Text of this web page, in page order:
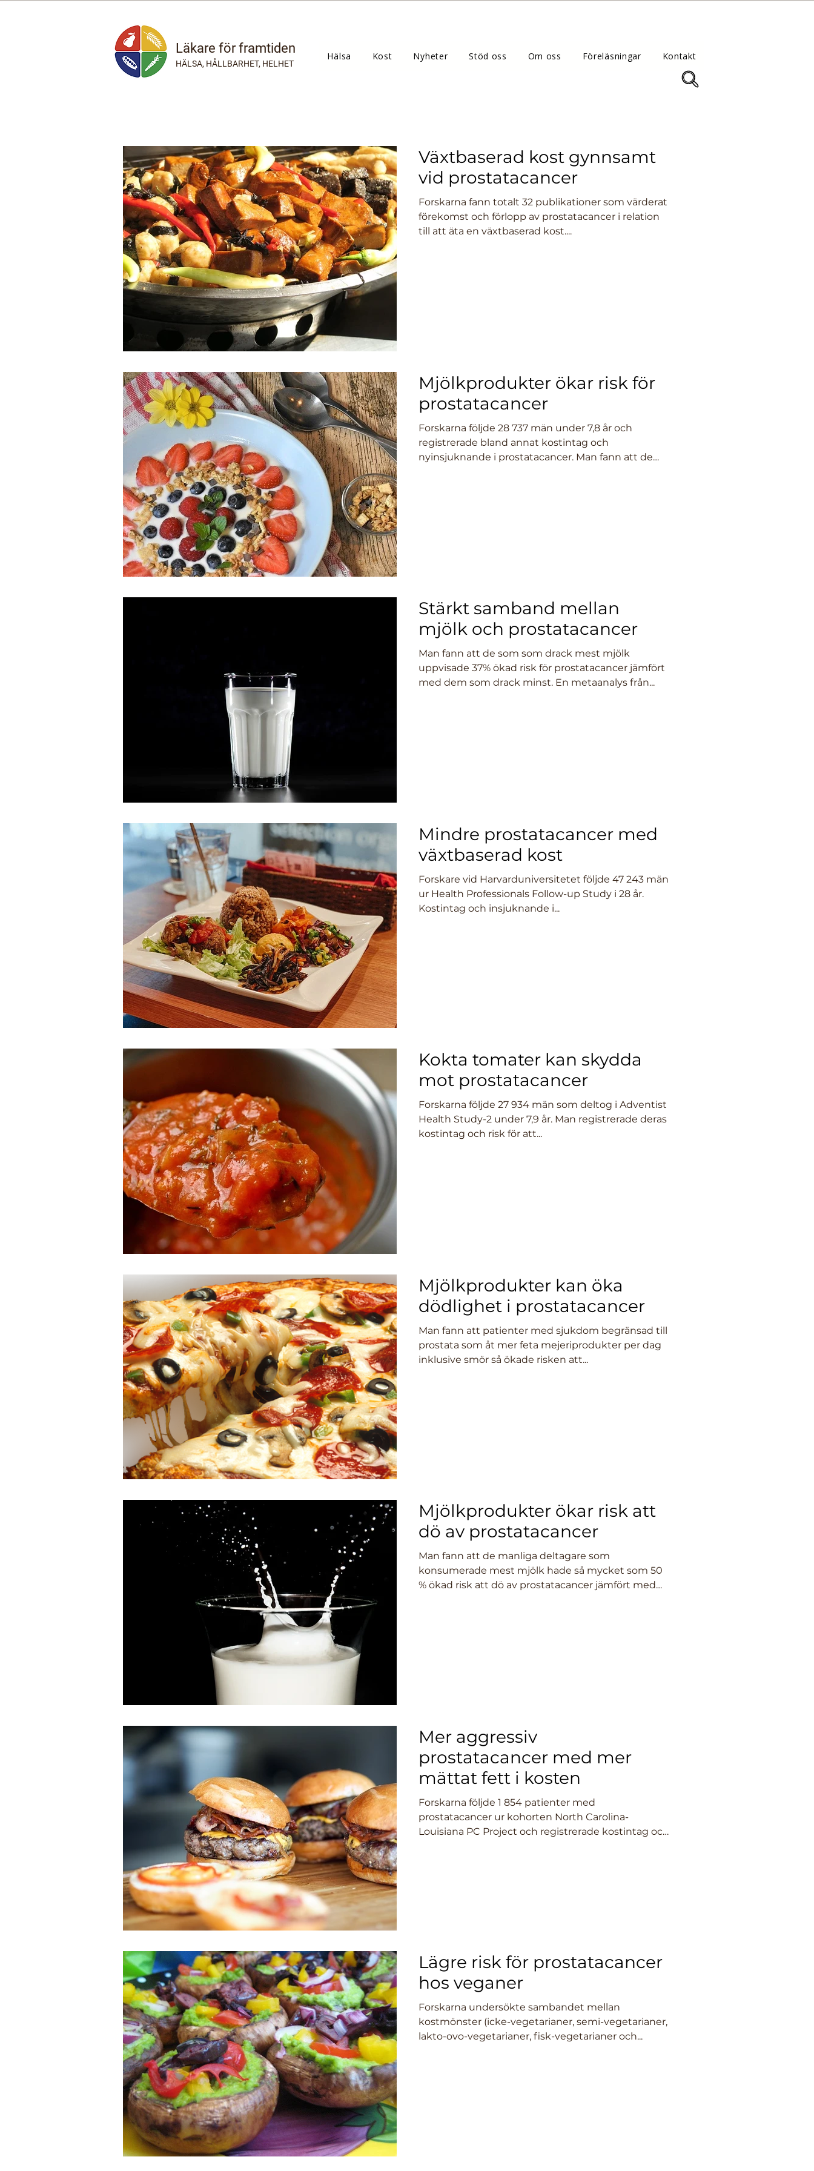
Läkare för framtiden
HÄLSA, HÅLLBARHET, HELHET
Hälsa Kost Nyheter Stöd oss Om oss Föreläsningar Kontakt
Växtbaserad kost gynnsamt
vid prostatacancer
Forskarna fann totalt 32 publikationer som värderat
förekomst och förlopp av prostatacancer i relation
till att äta en växtbaserad kost....
Mjölkprodukter ökar risk för
prostatacancer
Forskarna följde 28 737 män under 7,8 år och
registrerade bland annat kostintag och
nyinsjuknande i prostatacancer. Man fann att de
Stärkt samband mellan
mjölk och prostatacancer
Man fann att de som som drack mest mjölk
uppvisade 37% ökad risk för prostatacancer jämfört
med dem som drack minst. En metaanalys från...
Mindre prostatacancer med
växtbaserad kost
Forskare vid Harvarduniversitetet följde 47 243 män
ur Health Professionals Follow-up Study i 28 år.
Kostintag och insjuknande i...
Kokta tomater kan skydda
mot prostatacancer
Forskarna följde 27 934 män som deltog i Adventist
Health Study-2 under 7,9 år. Man registrerade deras
kostintag och risk för att...
Mjölkprodukter kan öka
dödlighet i prostatacancer
Man fann att patienter med sjukdom begränsad till
prostata som åt mer feta mejeriprodukter per dag
inklusive smör så ökade risken att...
Mjölkprodukter ökar risk att
dö av prostatacancer
Man fann att de manliga deltagare som
konsumerade mest mjölk hade så mycket som 50
% ökad risk att dö av prostatacancer jämfört med
Mer aggressiv
prostatacancer med mer
mättat fett i kosten
Forskarna följde 1 854 patienter med
prostatacancer ur kohorten North Carolina-
Louisiana PC Project och registrerade kostintag och
Lägre risk för prostatacancer
hos veganer
Forskarna undersökte sambandet mellan
kostmönster (icke-vegetarianer, semi-vegetarianer,
lakto-ovo-vegetarianer, fisk-vegetarianer och...